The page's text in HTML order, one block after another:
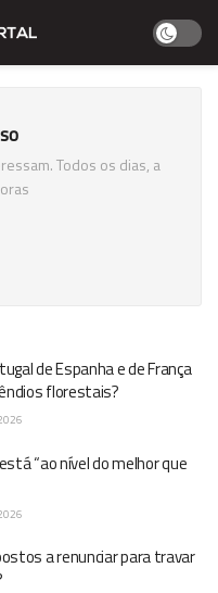
Todos os dias, a
de Espanha e de França
florestais?
“ao nível do melhor que
a renunciar para travar